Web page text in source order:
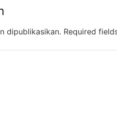
dipublikasikan. Required